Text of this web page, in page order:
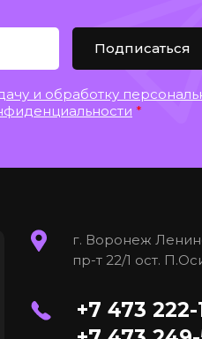
и обработку
*
Подписаться
г. Воронеж
пр-т 22/1 ост.
+7 473 222-